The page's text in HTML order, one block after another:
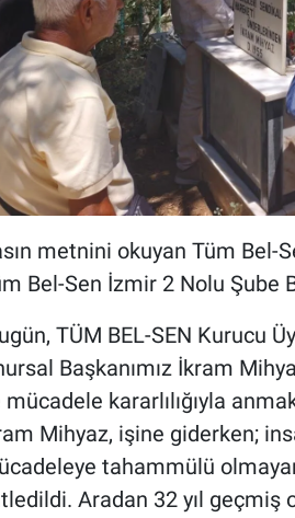
metnini okuyan Tüm Bel-
Bel-Sen İzmir 2 Nolu Şube
TÜM BEL-SEN Kurucu
Başkanımız İkram
mücadele kararlılığıyla
Mihyaz, işine giderken;
tahammülü
Aradan 32 yıl geçmiş